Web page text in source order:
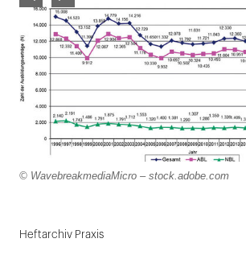
© WavebreakmediaMicro – stock.adobe.com
1Heftarchiv Praxis